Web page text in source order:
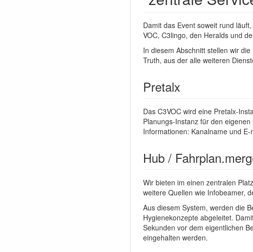
Damit das Event soweit rund
VOC, C3lingo, den Heralds und
In diesem Abschnitt stellen wir
Truth, aus der alle weiteren
Pretalx
Das C3VOC wird eine Pretalx-
Planungs-Instanz für den
Informationen: Kanalname und
Hub /
Wir bieten im einen zentralen
weitere Quellen wie Infobeamer,
Aus diesem System, werden die
Hygienekonzepte abgeleitet.
Sekunden vor dem eigentlichen
eingehalten werden.